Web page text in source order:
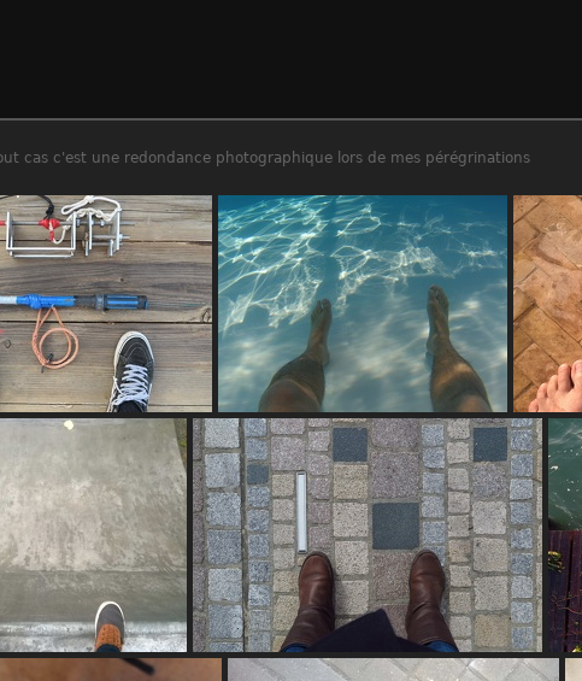
cas c'est une redondance photographique lors de mes pérégrinations